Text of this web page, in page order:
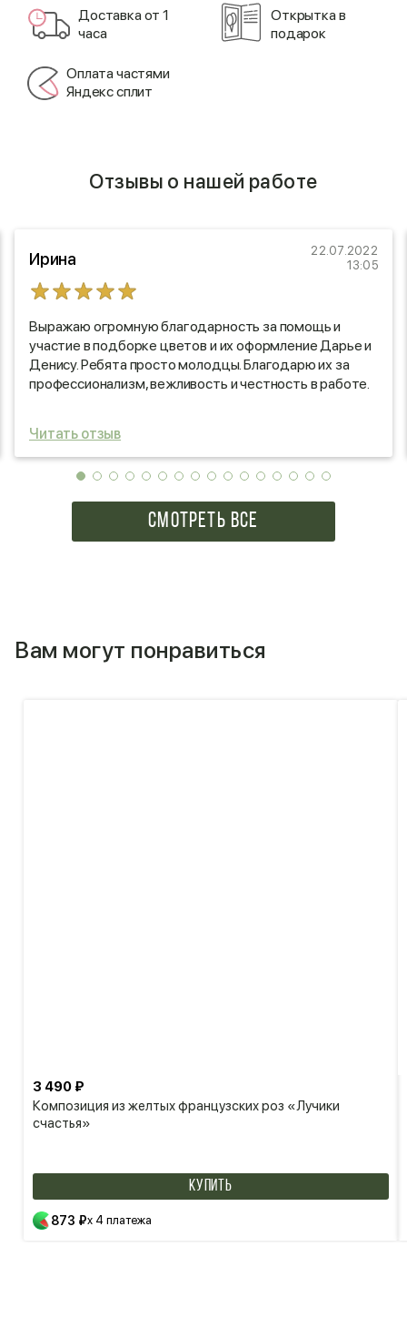
Доставка от 1
часа
Открытка в
подарок
Оплата частями
Яндекс сплит
Отзывы о нашей работе
Ирина
22.07.2022
13:05
Выражаю огромную благодарность за помощь и
участие в подборке цветов и их оформление Дарье и
Денису. Ребята просто молодцы. Благодарю их за
профессионализм, вежливость и честность в работе.
Читать отзыв
СМОТРЕТЬ ВСЕ
Вам могут понравиться
Композиция из желтых французских роз «Лучики
счастья»
3 490 ₽
КУПИТЬ
873 ₽x 4 платежа